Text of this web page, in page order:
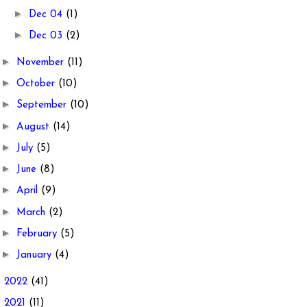
► Dec 04 (1)
► Dec 03 (2)
► November (11)
► October (10)
► September (10)
► August (14)
► July (5)
► June (8)
► April (9)
► March (2)
► February (5)
► January (4)
2022 (41)
2021 (11)